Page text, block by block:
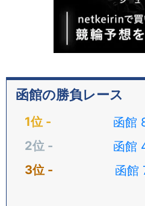
函館の勝負レース
函館
函館
函館